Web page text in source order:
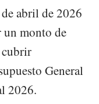
abril de 2026
monto de
General
2026.